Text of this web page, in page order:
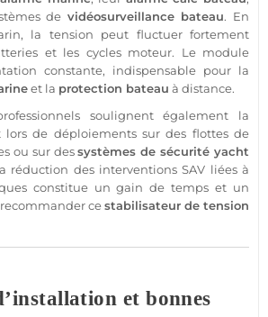
de vidéosurveillance bateau. En
la tension peut fluctuer fortement
et les cycles moteur. Le module
constante, indispensable pour la
et la protection bateau à distance.
soulignent également la
de déploiements sur des flottes de
ou sur dessystèmes desécurité yacht
réduction des interventions SAV liées à
constitue un gain de temps et un
cestabilisateur de tension
et bonnes